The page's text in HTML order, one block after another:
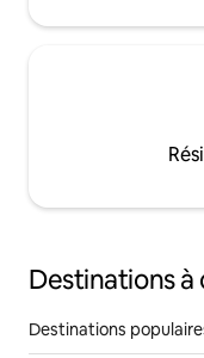
Destinations
Destinations